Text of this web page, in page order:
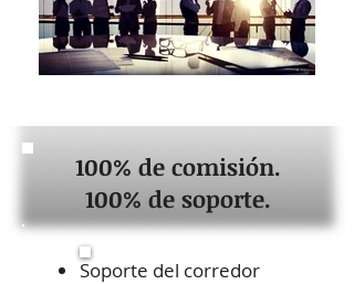
100% de comisión.
100% de soporte.
Soporte del corredor